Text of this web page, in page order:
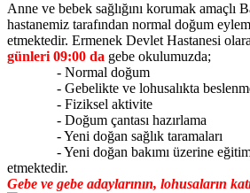
Anne ve bebek sağlığını korumak amaçlı
hastanemiz tarafından normal doğum
etmektedir. Ermenek Devlet Hastanesi
günleri 09:00 da gebe okulumuzda;
- Normal doğum
- Gebelikte ve lohusalıkta
- Fiziksel aktivite
- Doğum çantası hazırlama
- Yeni doğan sağlık taramaları
- Yeni doğan bakımı üzerine
etmektedir.
Gebe ve gebe adaylarının, lohusaların